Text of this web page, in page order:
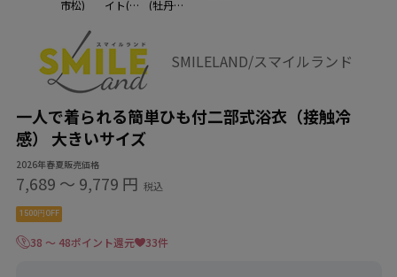
市松) イト(紫 (牡丹と
SMILELAND/スマイルランド
一人で着られる簡単ひも付二部式浴衣（接触冷
感） 大きいサイズ
2026年春夏販売価格
7,689 〜 9,779 円 税込
1500円OFF
38 ～ 48ポイント還元 33件